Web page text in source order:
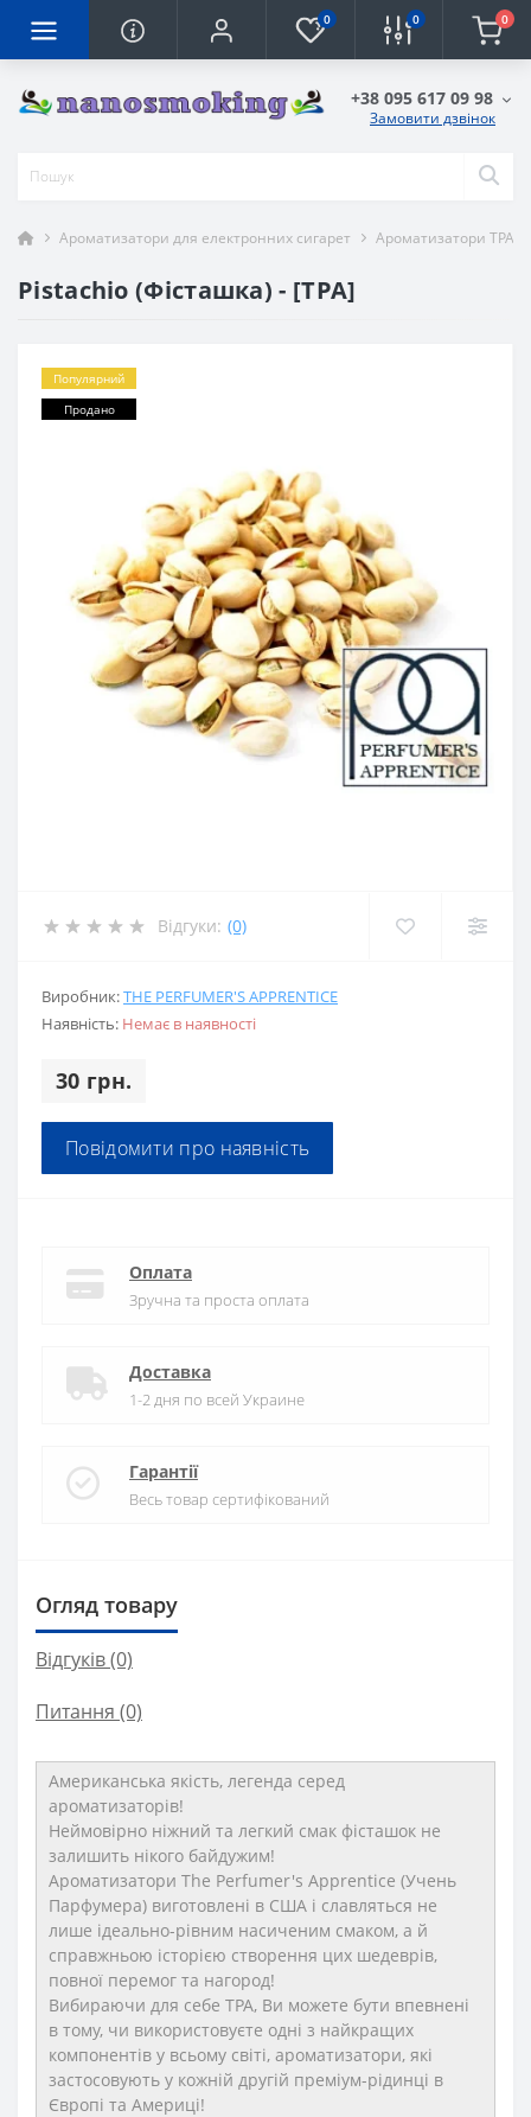
0 0 0
+38 095 617 09 98
Замовити дзвінок
Ароматизатори для електронних сигарет Ароматизатори TPA
Pistachio (Фісташка) - [TPA]
Популярний
Продано
Відгуки: (0)
Виробник:THE PERFUMER'S APPRENTICE
Наявність: Немає в наявності
30 грн.
Повідомити про наявність
Оплата
Зручна та проста оплата
Доставка
1-2 дня по всей Украине
Гарантії
Весь товар сертифікований
Огляд товару
Відгуків (0)
Питання (0)
Американська якість, легенда серед
ароматизаторів!
Неймовірно ніжний та легкий смак фісташок не
залишить нікого байдужим!
Ароматизатори The Perfumer's Apprentice (Учень
Парфумера) виготовлені в США і славляться не
лише ідеально-рівним насиченим смаком, а й
справжньою історією створення цих шедеврів,
повної перемог та нагород!
Вибираючи для себе TPA, Ви можете бути впевнені
в тому, чи використовуєте одні з найкращих
компонентів у всьому світі, ароматизатори, які
застосовують у кожній другій преміум-рідинці в
Європі та Америці!